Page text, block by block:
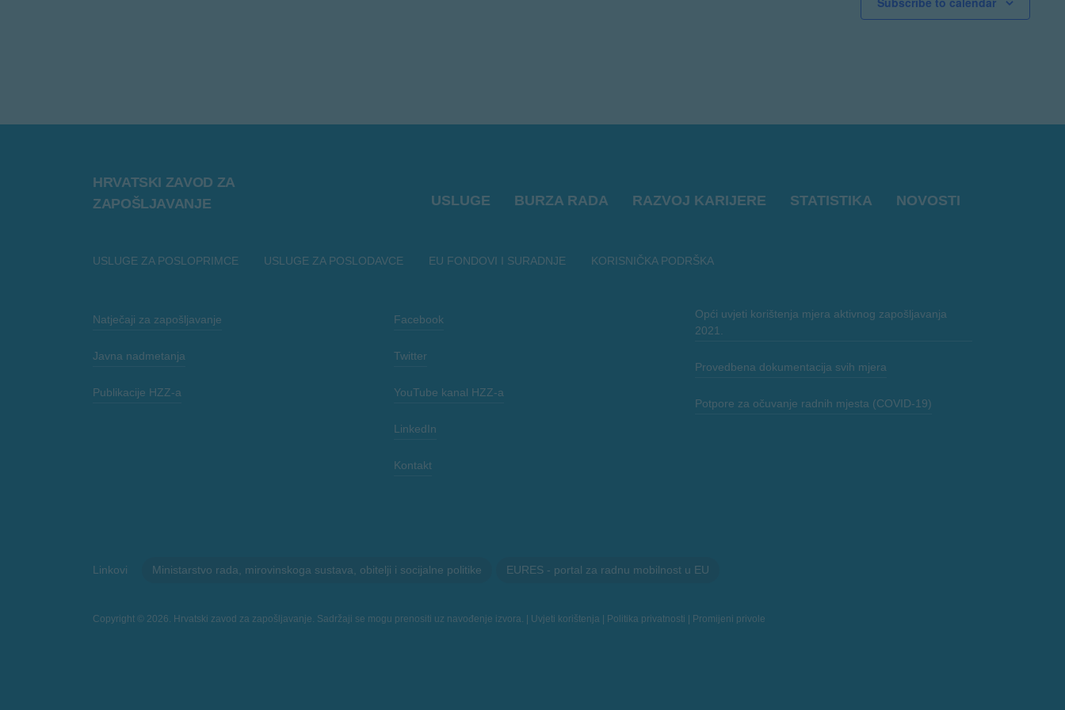
HRVATSKI ZAVOD ZA
ZAPOŠLJAVANJE
USLUGE BURZA RADA RAZVOJ KARIJERE STATISTIKA NOVOSTI
USLUGE ZA POSLOPRIMCE USLUGE ZA POSLODAVCE EU FONDOVI I SURADNJE KORISNIČKA PODRŠKA
Natječaji za zapošljavanje
Javna nadmetanja
Publikacije HZZ-a
Facebook
Twitter
YouTube kanal HZZ-a
LinkedIn
Kontakt
Opći uvjeti korištenja mjera aktivnog zapošljavanja
2021.
Provedbena dokumentacija svih mjera
Potpore za očuvanje radnih mjesta (COVID-19)
Linkovi Ministarstvo rada, mirovinskoga sustava, obitelji i socijalne politike EURES - portal za radnu mobilnost u EU
Copyright © 2026. Hrvatski zavod za zapošljavanje. Sadržaji se mogu prenositi uz navođenje izvora. | Uvjeti korištenja Politika privatnosti Promijeni privole